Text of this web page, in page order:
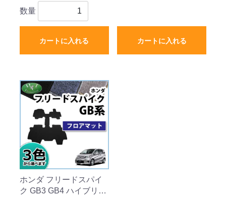
数量
カートに入れる カートに入れる
ホンダ フリードスパイ
ク GB3 GB4 ハイブリッ